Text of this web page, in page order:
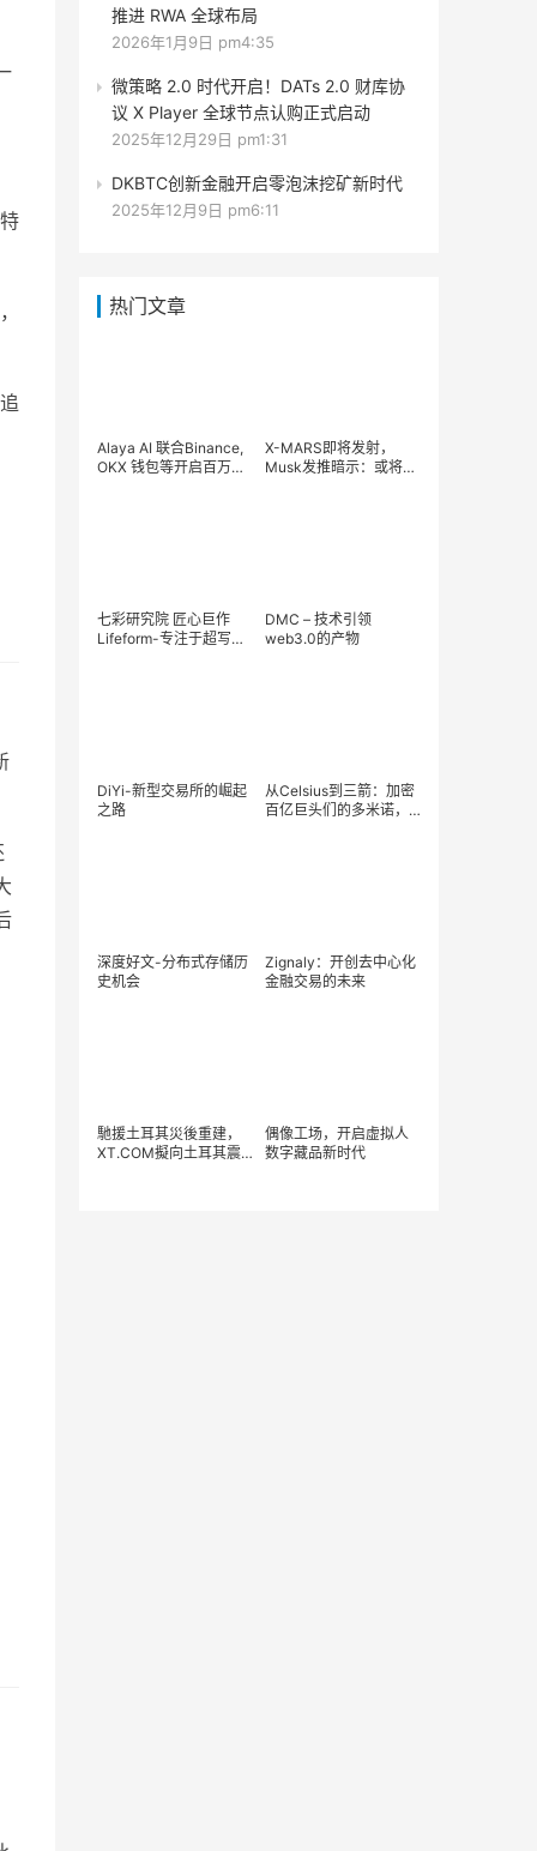
推进 RWA 全球布局
2026年1月9日 pm4:35
微策略 2.0 时代开启！DATs 2.0 财库协
议 X Player 全球节点认购正式启动
2025年12月29日 pm1:31
DKBTC创新金融开启零泡沫挖矿新时代
2025年12月9日 pm6:11
热门文章
Alaya AI 联合Binance,
OKX 钱包等开启百万美
X-MARS即将发射，
Musk发推暗示：或将取
七彩研究院 匠心巨作
Lifeform-专注于超写实
DMC – 技术引领
web3.0的产物
DiYi-新型交易所的崛起
之路
从Celsius到三箭：加密
百亿巨头们的多米诺，
深度好文-分布式存储历
史机会
Zignaly：开创去中心化
金融交易的未来
馳援土耳其災後重建，
XT.COM擬向土耳其震
偶像工场，开启虚拟人
数字藏品新时代